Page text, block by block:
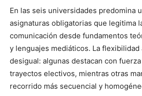
En las seis universidades predomina
asignaturas obligatorias que legitima
comunicación desde fundamentos
y lenguajes mediáticos. La
desigual: algunas destacan con
trayectos electivos, mientras otras
recorrido más secuencial y